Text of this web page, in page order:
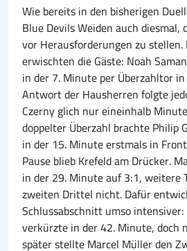
Wie bereits in den bisherigen
Blue Devils Weiden auch diesmal,
vor Herausforderungen zu
erwischten die Gäste: Noah
in der 7. Minute per Überzahltor
Antwort der Hausherren folgte
Czerny glich nur eineinhalb
doppelter Überzahl brachte Philip
in der 15. Minute erstmals in
Pause blieb Krefeld am Drücker.
in der 29. Minute auf 3:1, weitere
zweiten Drittel nicht. Dafür
Schlussabschnitt umso
verkürzte in der 42. Minute, doch
später stellte Marcel Müller den